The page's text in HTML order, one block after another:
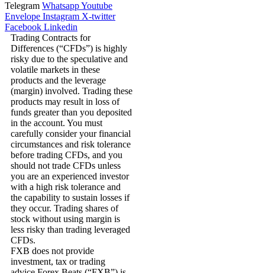
Telegram WhatsappYoutube
Envelope Instagram X-twitter
Facebook Linkedin
Trading Contracts for
Differences (“CFDs”) is highly
risky due to the speculative and
volatile markets in these
products and the leverage
(margin) involved. Trading these
products may result in loss of
funds greater than you deposited
in the account. You must
carefully consider your financial
circumstances and risk tolerance
before trading CFDs, and you
should not trade CFDs unless
you are an experienced investor
with a high risk tolerance and
the capability to sustain losses if
they occur. Trading shares of
stock without using margin is
less risky than trading leveraged
CFDs.
FXB does not provide
investment, tax or trading